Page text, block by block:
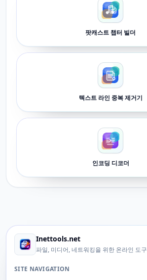
팟캐스트 챕터 빌더
텍스트 라인 중복 제거기
인코딩 디코더
Inettools.net
파일, 미디어, 네트워킹을 위한 온라인 도구
SITE NAVIGATION